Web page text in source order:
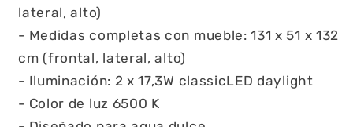
lateral, alto)
- Medidas completas con mueble: 131 x 51 x 132
cm (frontal, lateral, alto)
- Iluminación: 2 x 17,3W classicLED daylight
- Color de luz 6500 K